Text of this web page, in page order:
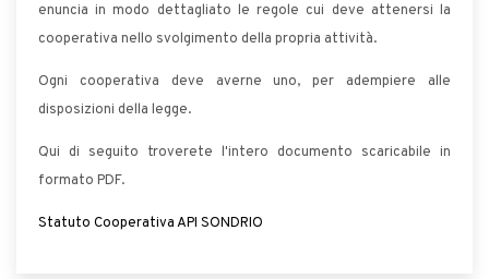
enuncia in modo dettagliato le regole cui deve attenersi la
cooperativa nello svolgimento della propria attività.
Ogni cooperativa deve averne uno, per adempiere alle
disposizioni della legge.
Qui di seguito troverete l'intero documento scaricabile in
formato PDF.
Statuto Cooperativa API SONDRIO